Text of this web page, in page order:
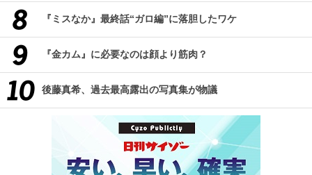
『ミスなか』最終話“ガロ編”に落胆したワケ
『金カム』に必要なのは顔より筋肉？
後藤真希、過去最高露出の写真集が物議